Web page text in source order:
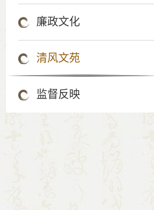
廉政文化
清风文苑
监督反映